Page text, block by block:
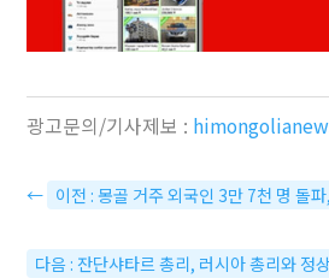
광고문의/기사제보 :
← 이전 : 몽골 거주 외국인 3만 7천 명 돌
다음 : 잔단샤타르 총리, 러시아 총리와 정